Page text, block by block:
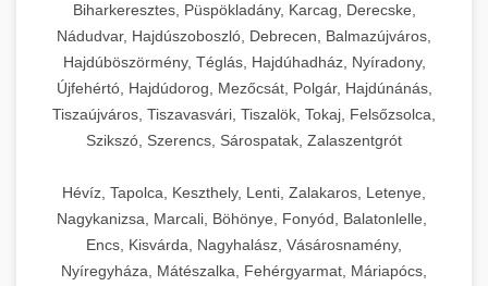
Biharkeresztes, Püspökladány, Karcag, Derecske,
Nádudvar, Hajdúszoboszló, Debrecen, Balmazújváros,
Hajdúböszörmény, Téglás, Hajdúhadház, Nyíradony,
Újfehértó, Hajdúdorog, Mezőcsát, Polgár, Hajdúnánás,
Tiszaújváros, Tiszavasvári, Tiszalök, Tokaj, Felsőzsolca,
Szikszó, Szerencs, Sárospatak, Zalaszentgrót
Hévíz, Tapolca, Keszthely, Lenti, Zalakaros, Letenye,
Nagykanizsa, Marcali, Böhönye, Fonyód, Balatonlelle,
Encs, Kisvárda, Nagyhalász, Vásárosnamény,
Nyíregyháza, Mátészalka, Fehérgyarmat, Máriapócs,